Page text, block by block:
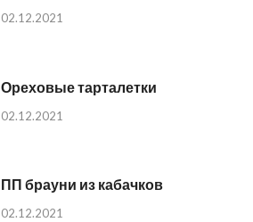
02.12.2021
Ореховые тарталетки
02.12.2021
ПП брауни из кабачков
02.12.2021